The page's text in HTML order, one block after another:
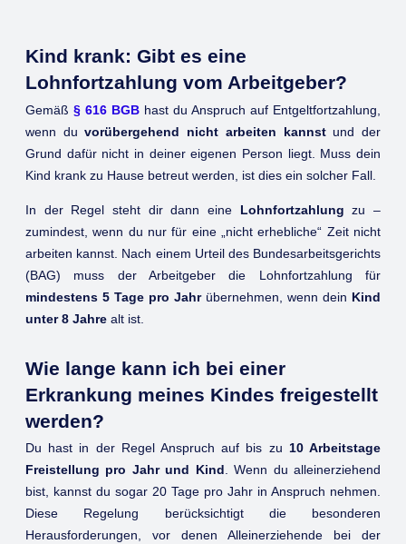
Kind krank: Gibt es eine
Lohnfortzahlung vom Arbeitgeber?
Gemäß § 616 BGB hast du Anspruch auf Entgeltfortzahlung,
wenn duvorübergehend nicht arbeiten kannst und der
Grund dafür nicht in deiner eigenen Person liegt. Muss dein
Kind krank zu Hause betreut werden, ist dies ein solcher Fall.
In der Regel steht dir dann eine Lohnfortzahlung zu –
zumindest, wenn du nur für eine „nicht erhebliche“ Zeit nicht
arbeiten kannst. Nach einem Urteil des Bundesarbeitsgerichts
(BAG) muss der Arbeitgeber die Lohnfortzahlung für
mindestens 5 Tage pro Jahr übernehmen, wenn dein Kind
unter 8 Jahre alt ist.
Wie lange kann ich bei einer
Erkrankung meines Kindes freigestellt
werden?
Du hast in der Regel Anspruch auf bis zu 10 Arbeitstage
Freistellung pro Jahr und Kind . Wenn du alleinerziehend
bist, kannst du sogar 20 Tage pro Jahr in Anspruch nehmen.
Diese Regelung berücksichtigt die besonderen
Herausforderungen, vor denen Alleinerziehende bei der